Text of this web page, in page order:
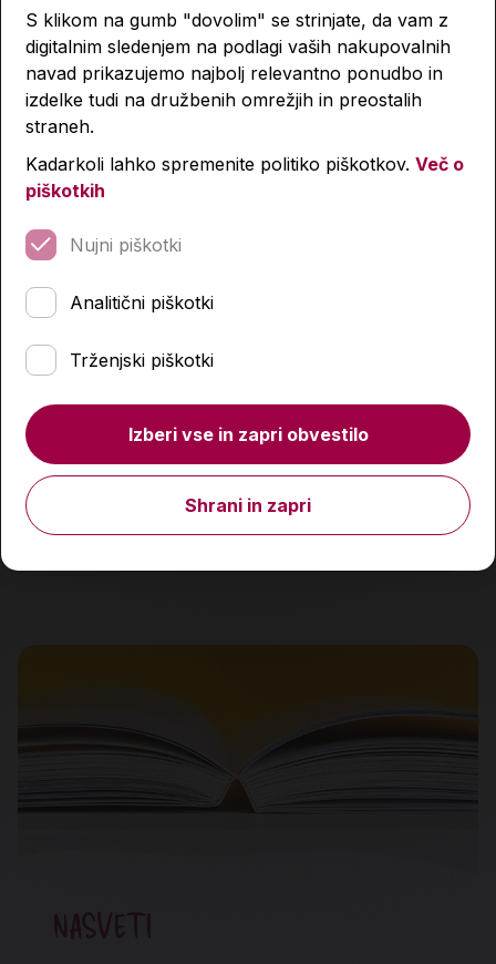
Moč dihanja
29,90 €
NASVETI
S klikom na gumb "dovolim" se strinjate, da vam z
digitalnim sledenjem na podlagi vaših nakupovalnih
navad prikazujemo najbolj relevantno ponudbo in
izdelke tudi na družbenih omrežjih in preostalih
straneh.
Kadarkoli lahko spremenite politiko piškotkov. Več o
piškotkih
Nujni piškotki
Analitični piškotki
Trženjski piškotki
Izberi vse in zapri obvestilo
Shrani in zapri